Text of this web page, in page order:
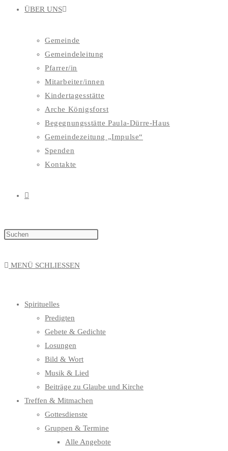
ÜBER UNS
Gemeinde
Gemeindeleitung
Pfarrer/in
Mitarbeiter/innen
Kindertagesstätte
Arche Königsforst
Begegnungsstätte Paula-Dürre-Haus
Gemeindezeitung „Impulse“
Spenden
Kontakte
WEBSITE-
MENÜ SCHLIESSEN
Spirituelles
Predigten
Gebete & Gedichte
Losungen
Bild & Wort
Musik & Lied
Beiträge zu Glaube und Kirche
Treffen & Mitmachen
Gottesdienste
Gruppen & Termine
Alle Angebote